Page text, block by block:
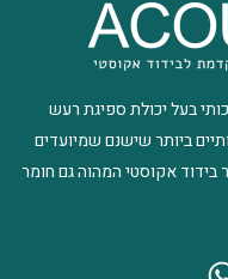
בעל יכולת ספיגת רעש
ביותר שישנם שמיועדים
בידוד אקוסטי המהוה גם חומר